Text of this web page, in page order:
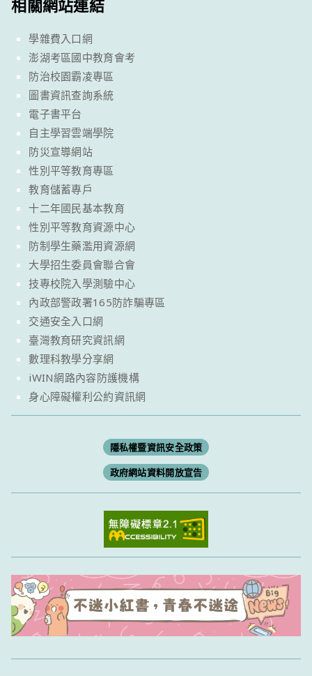
相關網站連結
學雜費入口網
澎湖考區國中教育會考
防治校園霸凌專區
圖書資訊查詢系統
電子書平台
自主學習雲端學院
防災宣導網站
性別平等教育專區
教育儲蓄專戶
十二年國民基本教育
性別平等教育資源中心
防制學生藥濫用資源網
大學招生委員會聯合會
技專校院入學測驗中心
內政部警政署165防詐騙專區
交通安全入口網
臺灣教育研究資訊網
數理科教學分享網
iWIN網路內容防護機構
身心障礙權利公約資訊網
隱私權暨資訊安全政策
政府網站資料開放宣告